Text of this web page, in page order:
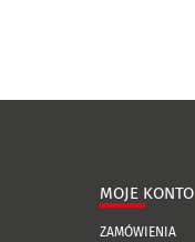
MOJE KONTO
ZAMÓWIENIA